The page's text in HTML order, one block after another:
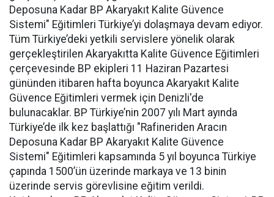
Deposuna Kadar BP Akaryakıt Kalite Güvence
Sistemi" Eğitimleri Türkiye’yi dolaşmaya devam ediyor.
Tüm Türkiye’deki yetkili servislere yönelik olarak
gerçekleştirilen Akaryakıtta Kalite Güvence Eğitimleri
çerçevesinde BP ekipleri 11 Haziran Pazartesi
gününden itibaren hafta boyunca Akaryakıt Kalite
Güvence Eğitimleri vermek için Denizli'de
bulunacaklar. BP Türkiye’nin 2007 yılı Mart ayında
Türkiye’de ilk kez başlattığı "Rafineriden Aracın
Deposuna Kadar BP Akaryakıt Kalite Güvence
Sistemi" Eğitimleri kapsamında 5 yıl boyunca Türkiye
çapında 1500’ün üzerinde markaya ve 13 binin
üzerinde servis görevlisine eğitim verildi.